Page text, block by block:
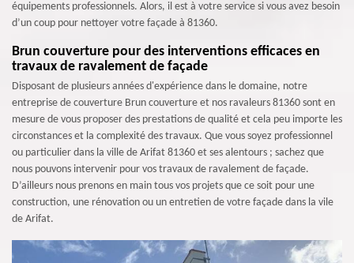
équipements professionnels. Alors, il est à votre service si vous avez besoin
d’un coup pour nettoyer votre façade à 81360.
Brun couverture pour des interventions efficaces en
travaux de ravalement de façade
Disposant de plusieurs années d'expérience dans le domaine, notre
entreprise de couverture Brun couverture et nos ravaleurs 81360 sont en
mesure de vous proposer des prestations de qualité et cela peu importe les
circonstances et la complexité des travaux. Que vous soyez professionnel
ou particulier dans la ville de Arifat 81360 et ses alentours ; sachez que
nous pouvons intervenir pour vos travaux de ravalement de façade.
D’ailleurs nous prenons en main tous vos projets que ce soit pour une
construction, une rénovation ou un entretien de votre façade dans la vile
de Arifat.